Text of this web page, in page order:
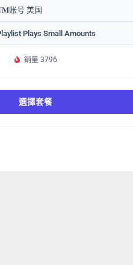
账号 美国
Plays Small Amounts
銷量 3796
選擇套餐